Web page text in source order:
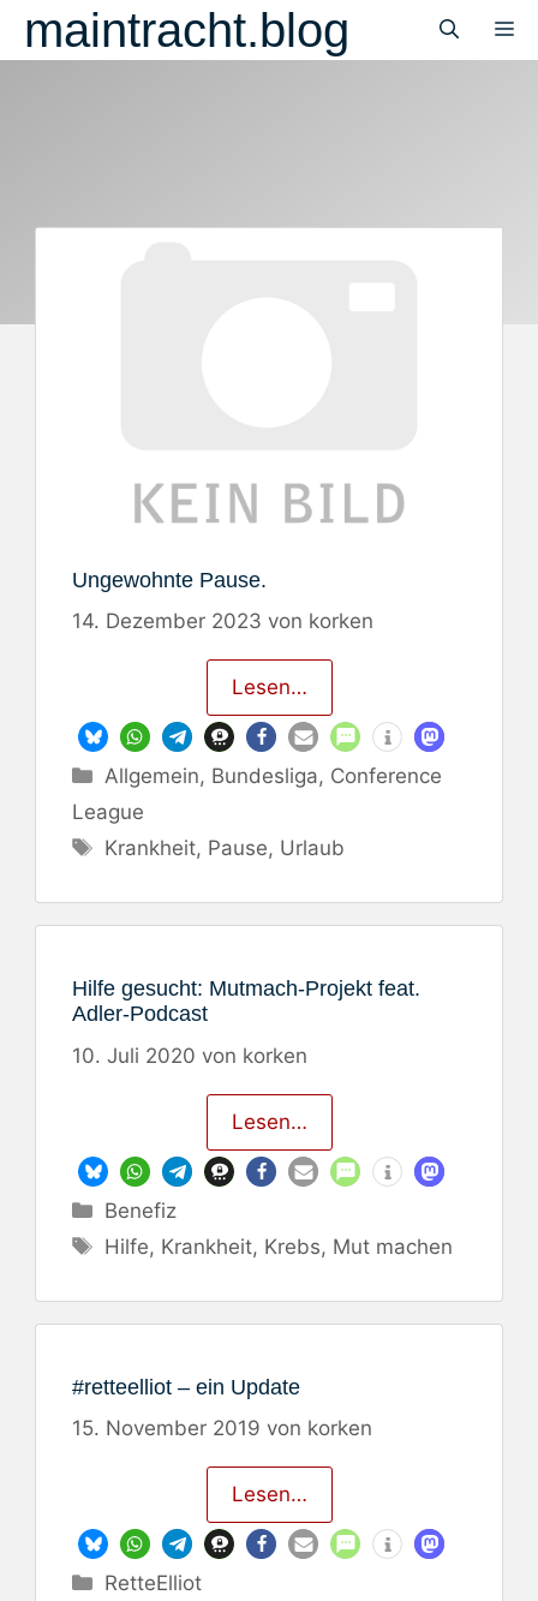
Inhaltmaintracht.blog
Ungewohnte Pause.
14. Dezember 2023 von korken
Lesen…
Kategorien
Allgemein, Bundesliga, Conference
League
Schlagwörter
Krankheit, Pause, Urlaub
Hilfe gesucht: Mutmach-Projekt feat.
Adler-Podcast
10. Juli 2020 von korken
Lesen…
Kategorien
Benefiz
Schlagwörter
Hilfe, Krankheit, Krebs, Mut machen
#retteelliot – ein Update
15. November 2019 von korken
Lesen…
Kategorien
RetteElliot